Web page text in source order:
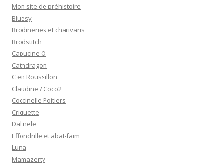
Mon site de préhistoire
Bluesy
Brodineries et charivaris
Brodstitch
Capucine O
Cathdragon
C en Roussillon
Claudine / Coco2
Coccinelle Poitiers
Criquette
Dalinele
Effondrille et abat-faim
Luna
Mamazerty